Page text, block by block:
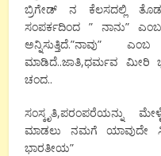
ಬ್ರಿಗೇಡ್ ನ ಕೆಲಸದಲ್ಲಿ
ಸಂಪರ್ಕದಿಂದ ” ನಾನು”
ಮಾಡಿದೆ..ಜಾತಿ,ಧರ್ಮವ ಮೀರಿ
ಚಂದ..
ಸಂಸ್ಕೃತಿ,ಪರಂಪರೆಯನ್ನು
ಮಾಡಲು ನಮಗೆ ಯಾವುದೇ
ಭಾರತೀಯ”